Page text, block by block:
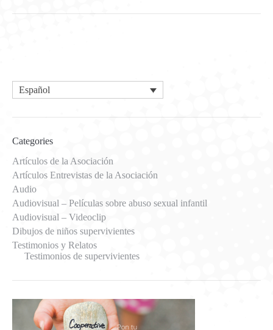
Español
Categories
Artículos de la Asociación
Artículos Entrevistas de la Asociación
Audio
Audiovisual – Películas sobre abuso sexual infantil
Audiovisual – Videoclip
Dibujos de niños supervivientes
Testimonios y Relatos
Testimonios de supervivientes